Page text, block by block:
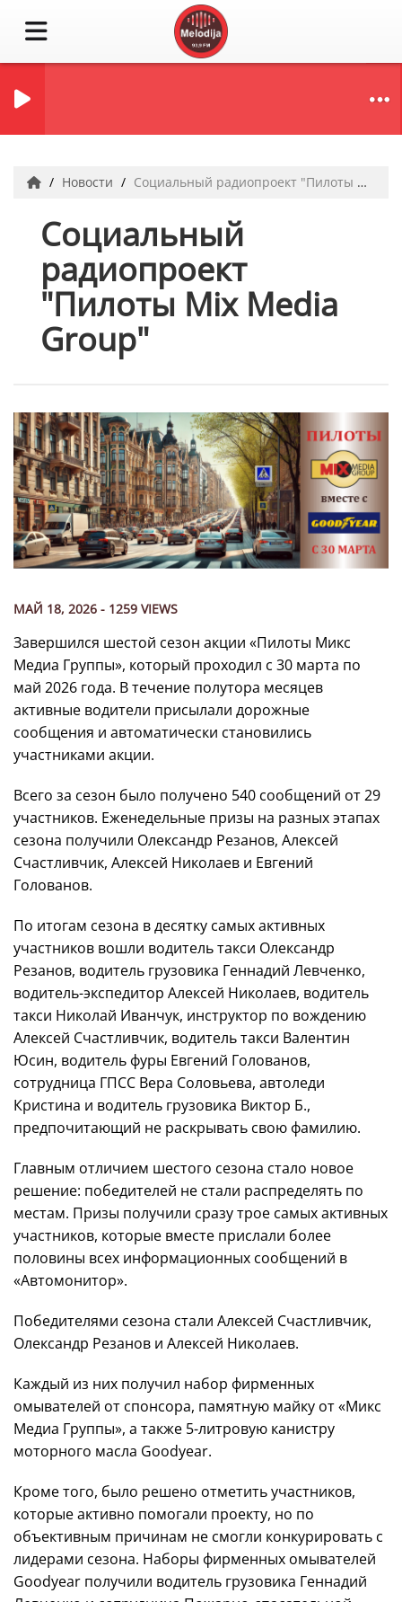
Новости Социальный радиопроект "Пилоты Mix Media Group"
Социальный
радиопроект
"Пилоты Mix Media
Group"
МАЙ 18, 2026 - 1259 VIEWS
Завершился шестой сезон акции «Пилоты Микс
Медиа Группы», который проходил с 30 марта по
май 2026 года. В течение полутора месяцев
активные водители присылали дорожные
сообщения и автоматически становились
участниками акции.
Всего за сезон было получено 540 сообщений от 29
участников. Еженедельные призы на разных этапах
сезона получили Олександр Резанов, Алексей
Счастливчик, Алексей Николаев и Евгений
Голованов.
По итогам сезона в десятку самых активных
участников вошли водитель такси Олександр
Резанов, водитель грузовика Геннадий Левченко,
водитель-экспедитор Алексей Николаев, водитель
такси Николай Иванчук, инструктор по вождению
Алексей Счастливчик, водитель такси Валентин
Юсин, водитель фуры Евгений Голованов,
сотрудница ГПСС Вера Соловьева, автоледи
Кристина и водитель грузовика Виктор Б.,
предпочитающий не раскрывать свою фамилию.
Главным отличием шестого сезона стало новое
решение: победителей не стали распределять по
местам. Призы получили сразу трое самых активных
участников, которые вместе прислали более
половины всех информационных сообщений в
«Автомонитор».
Победителями сезона стали Алексей Счастливчик,
Олександр Резанов и Алексей Николаев.
Каждый из них получил набор фирменных
омывателей от спонсора, памятную майку от «Микс
Медиа Группы», а также 5-литровую канистру
моторного масла Goodyear.
Кроме того, было решено отметить участников,
которые активно помогали проекту, но по
объективным причинам не смогли конкурировать с
лидерами сезона. Наборы фирменных омывателей
Goodyear получили водитель грузовика Геннадий